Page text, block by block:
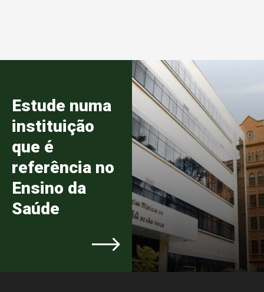
Estude numa
instituição
que é
referência no
Ensino da
Saúde